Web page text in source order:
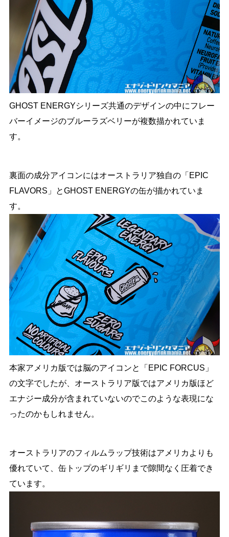
GHOST ENERGYシリーズ共通のデザインの中にフレー
バーイメージのブルーラズベリーが複数描かれていま
す。
裏面の成分アイコンにはオーストラリア独自の「EPIC
FLAVORS」とGHOST ENERGYの缶が描かれていま
す。
本家アメリカ版では脳のアイコンと「EPIC FORCUS」
の文字でしたが、オーストラリア版ではアメリカ版ほど
エナジー成分が含まれていないのでこのような表現にな
ったのかもしれません。
オーストラリアのフィルムラップ技術はアメリカよりも
優れていて、缶トップのギリギリまで隙間なく圧着でき
ています。